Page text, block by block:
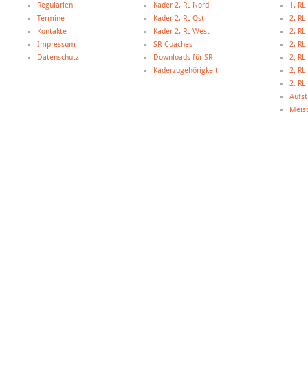
Regularien
Termine
Kontakte
Impressum
Datenschutz
Kader 2. RL Nord
Kader 2. RL Ost
Kader 2. RL West
SR-Coaches
Downloads für SR
Kaderzugehörigkeit
1.
2.
2.
2.
2,
2.
2.